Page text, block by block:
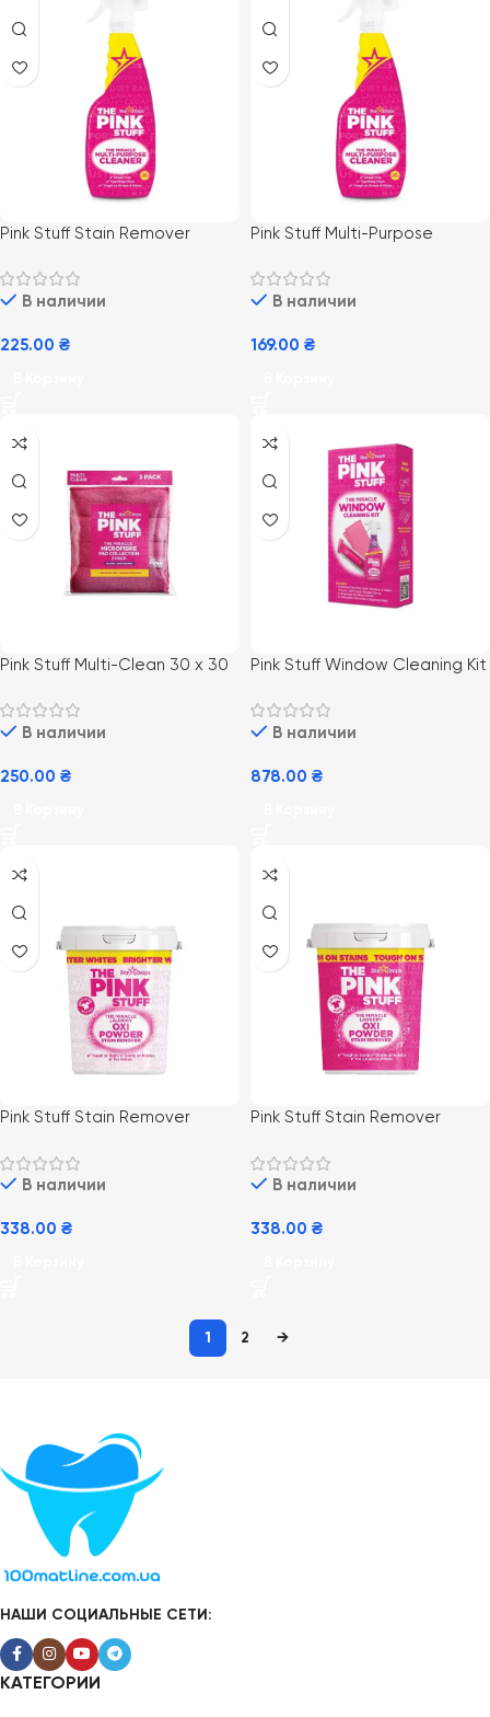
Pink Stuff Stain Remover
пятновыводитель для всех
типов тканей
В наличии
225.00 ₴
Pink Stuff Multi-Purpose
универсальный очиститель-
спрей для твердых
В наличии
169.00 ₴
Pink Stuff Multi-Clean 30 х 30
микрофибра универсальные
В наличии
250.00 ₴
Pink Stuff Window Cleaning Kit
В наличии
878.00 ₴
Pink Stuff Stain Remover
пятновыводитель для белых
вещейВ наличии
338.00 ₴
Pink Stuff Stain Remover
пятновыводитель для цветных
вещейВ наличии
338.00 ₴
1 2 →
НАШИ СОЦИАЛЬНЫЕ СЕТИ:
КАТЕГОРИИ